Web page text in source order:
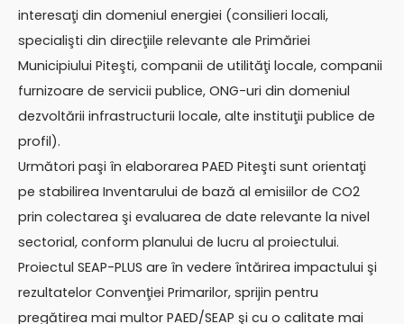
interesaţi din domeniul energiei (consilieri locali,
specialişti din direcţiile relevante ale Primăriei
Municipiului Piteşti, companii de utilităţi locale, companii
furnizoare de servicii publice, ONG-uri din domeniul
dezvoltării infrastructurii locale, alte instituţii publice de
profil).
Următori paşi în elaborarea PAED Piteşti sunt orientaţi
pe stabilirea Inventarului de bază al emisiilor de CO2
prin colectarea şi evaluarea de date relevante la nivel
sectorial, conform planului de lucru al proiectului.
Proiectul SEAP-PLUS are în vedere întărirea impactului şi
rezultatelor Convenţiei Primarilor, sprijin pentru
pregătirea mai multor PAED/SEAP şi cu o calitate mai